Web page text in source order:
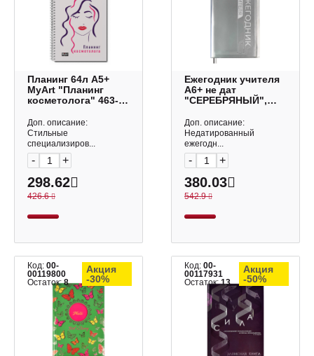
Планинг 64л А5+
MyArt "Планинг
косметолога" 463-0-
Доп. описание:
Стильные
специализиров...
- +
298.62
426.6
Ежегодник учителя
А6+ не дат
"СЕРЕБРЯНЫЙ",
крем.блок
125*178мм 54251
Феникс+
Доп. описание:
Недатированный
ежегодн...
- +
380.03
542.9
Код: 00-
00119800
Остаток:8
Акция
-30%
Код:00-
00117931
Остаток:13
Акция
-50%